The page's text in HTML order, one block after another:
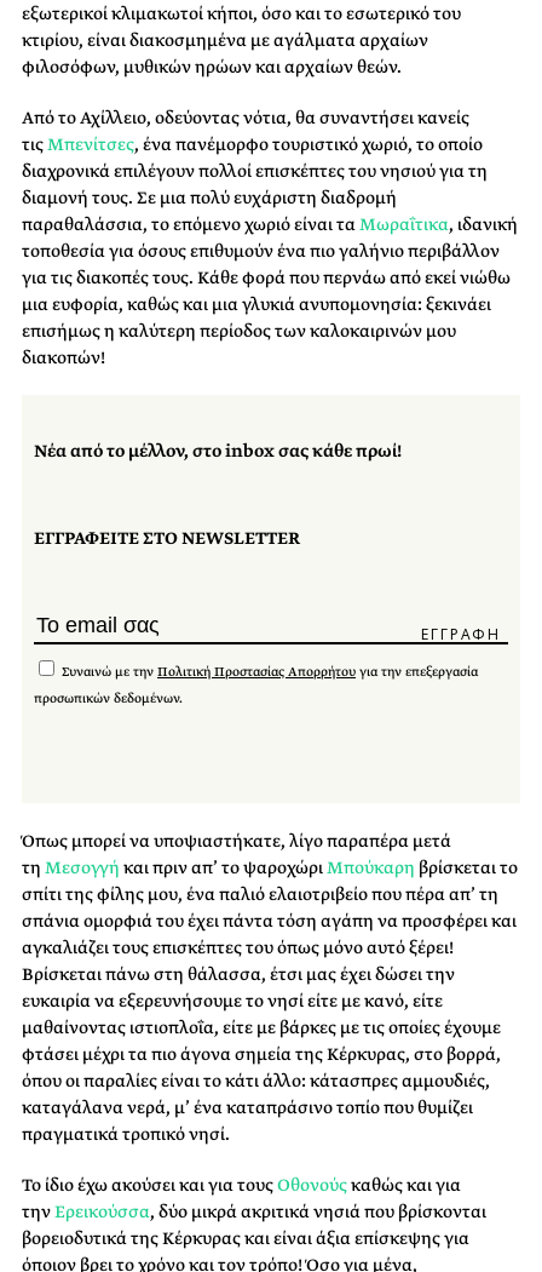
εξωτερικοί κλιμακωτοί κήποι, όσο και το εσωτερικό του
κτιρίου, είναι διακοσμημένα με αγάλματα αρχαίων
φιλοσόφων, μυθικών ηρώων και αρχαίων θεών.
Από το Αχίλλειο, οδεύοντας νότια, θα συναντήσει κανείς
τιςΜπενίτσες, ένα πανέμορφο τουριστικό χωριό, το οποίο
διαχρονικά επιλέγουν πολλοί επισκέπτες του νησιού για τη
διαμονή τους. Σε μια πολύ ευχάριστη διαδρομή
παραθαλάσσια, το επόμενο χωριό είναι ταΜωραΐτικα, ιδανική
τοποθεσία για όσους επιθυμούν ένα πιο γαλήνιο περιβάλλον
για τις διακοπές τους. Κάθε φορά που περνάω από εκεί νιώθω
μια ευφορία, καθώς και μια γλυκιά ανυπομονησία: ξεκινάει
επισήμως η καλύτερη περίοδος των καλοκαιρινών μου
διακοπών!
Νέα από το μέλλον, στο inbox σας κάθε πρωί!
ΕΓΓΡΑΦΕΙΤΕ ΣΤΟ NEWSLETTER
Συναινώ με την Πολιτική Προστασίας Απορρήτου για την επεξεργασία
προσωπικών δεδομένων.
Όπως μπορεί να υποψιαστήκατε, λίγο παραπέρα μετά
τη Μεσογγή και πριν απ’ το ψαροχώριΜπούκαρη βρίσκεται το
σπίτι της φίλης μου, ένα παλιό ελαιοτριβείο που πέρα απ’ τη
σπάνια ομορφιά του έχει πάντα τόση αγάπη να προσφέρει και
αγκαλιάζει τους επισκέπτες του όπως μόνο αυτό ξέρει!
Βρίσκεται πάνω στη θάλασσα, έτσι μας έχει δώσει την
ευκαιρία να εξερευνήσουμε το νησί είτε με κανό, είτε
μαθαίνοντας ιστιοπλοΐα, είτε με βάρκες με τις οποίες έχουμε
φτάσει μέχρι τα πιο άγονα σημεία της Κέρκυρας, στο βορρά,
όπου οι παραλίες είναι το κάτι άλλο: κάτασπρες αμμουδιές,
καταγάλανα νερά, μ’ ένα καταπράσινο τοπίο που θυμίζει
πραγματικά τροπικό νησί.
Το ίδιο έχω ακούσει και για τουςΟθονούςκαθώς και για
τηνΕρεικούσσα, δύο μικρά ακριτικά νησιά που βρίσκονται
βορειοδυτικά της Κέρκυρας και είναι άξια επίσκεψης για
όποιον βρει το χρόνο και τον τρόπο! Όσο για μένα,